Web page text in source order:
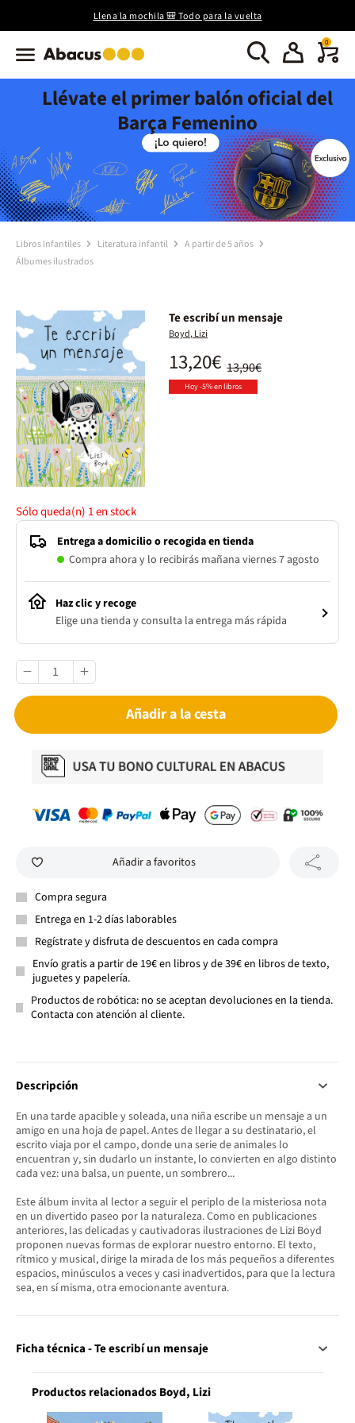
Llena la mochila 🎒 Todo para la vuelta
0
Llévate el primer balón oficial del
Barça Femenino
Libros Infantiles Literatura infantil
A partir de 5 años
Álbumes ilustrados
Te escribí un mensaje
Boyd, Lizi
13,90€
13,20€
Hoy -5% en libros
Sólo queda(n) 1en stock
Entrega a domicilio o recogida en tienda
Compra ahora y lo recibirás mañana viernes 7 agosto
Haz clic y recoge
Elige una tienda y consulta la entrega más rápida
Añadir a la cesta
Añadir a favoritos
Compra segura
Entrega en 1-2 días laborables
Regístrate y disfruta de descuentos en cada compra
Envío gratis a partir de 19€ en libros y de 39€ en libros de texto,
juguetes y papelería.
Productos de robótica: no se aceptan devoluciones en la tienda.
Contacta con atención al cliente.
Descripción
En una tarde apacible y soleada, una niña escribe un mensaje a un
amigo en una hoja de papel. Antes de llegar a su destinatario, el
escrito viaja por el campo, donde una serie de animales lo
encuentran y, sin dudarlo un instante, lo convierten en algo distinto
cada vez: una balsa, un puente, un sombrero...
Este álbum invita al lector a seguir el periplo de la misteriosa nota
en un divertido paseo por la naturaleza. Como en publicaciones
anteriores, las delicadas y cautivadoras ilustraciones de Lizi Boyd
proponen nuevas formas de explorar nuestro entorno. El texto,
rítmico y musical, dirige la mirada de los más pequeños a diferentes
espacios, minúsculos a veces y casi inadvertidos, para que la lectura
sea, en sí misma, otra emocionante aventura.
Ficha técnica - Te escribí un mensaje
Productos relacionados Boyd, Lizi